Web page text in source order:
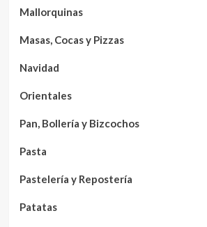
Mallorquinas
Masas, Cocas y Pizzas
Navidad
Orientales
Pan, Bollería y Bizcochos
Pasta
Pastelería y Repostería
Patatas